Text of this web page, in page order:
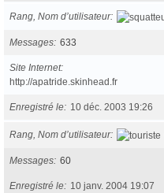
Rang, Nom d’utilisateur
Messages 633
Site Internet
http://apatride.skinhead.fr
Enregistré le 10 déc. 2003 19:26
Rang, Nom d’utilisateur
Messages 60
Enregistré le 10 janv. 2004 19:07